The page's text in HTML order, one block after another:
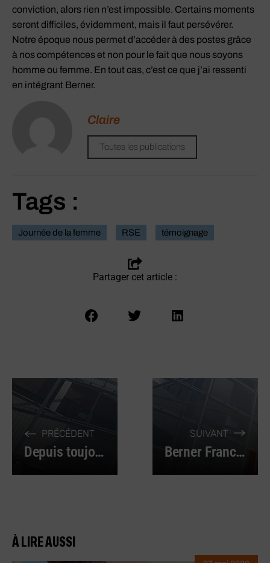
conviction, alors rien n’est impossible. Certains moments
seront difficiles, évidemment, mais il faut persévérer.
Notre époque nous permet d’accéder à des postes grâce
à nos compétences et non pour le fait que nous soyons
homme ou femme. En tout cas, c’est ce que j’ai ressenti
en intégrant Berner.
Claire
Toutes les publications
Tags :
Journée de la femme RSE témoignage
Partager cet article :
PRÉCÉDENT
Depuis toujours, Berner mise sur la formation
SUIVANT
Berner France célèbre ses 50 ans !
À LIRE AUSSI